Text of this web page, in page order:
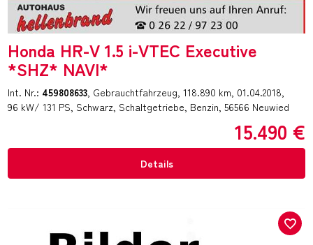
Honda HR-V 1.5 i-VTEC Executive
*SHZ* NAVI*
Int. Nr.: 459808633 Gebrauchtfahrzeug 118.890 km 01.04.2018
96 kW/ 131 PS Schwarz Schaltgetriebe Benzin 56566 Neuwied
15.490 €
Details